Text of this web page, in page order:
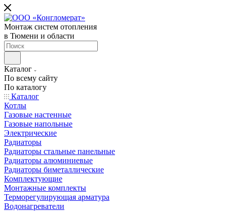
Монтаж систем отопления
в Тюмени и области
Каталог
По всему сайту
По каталогу
Каталог
Котлы
Газовые настенные
Газовые напольные
Электрические
Радиаторы
Радиаторы стальные панельные
Радиаторы алюминиевые
Радиаторы биметаллические
Комплектующие
Монтажные комплекты
Терморегулирующая арматура
Водонагреватели